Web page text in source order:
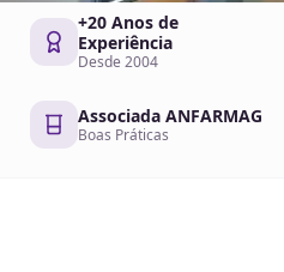
+20 Anos de
Experiência
Desde 2004
Associada ANFARMAG
Boas Práticas